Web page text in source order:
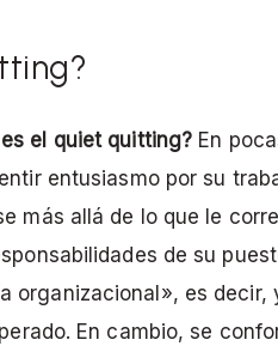
el quiet quitting? En
entusiasmo por su
más allá de lo que le
de su
organizacional», es decir,
En cambio, se